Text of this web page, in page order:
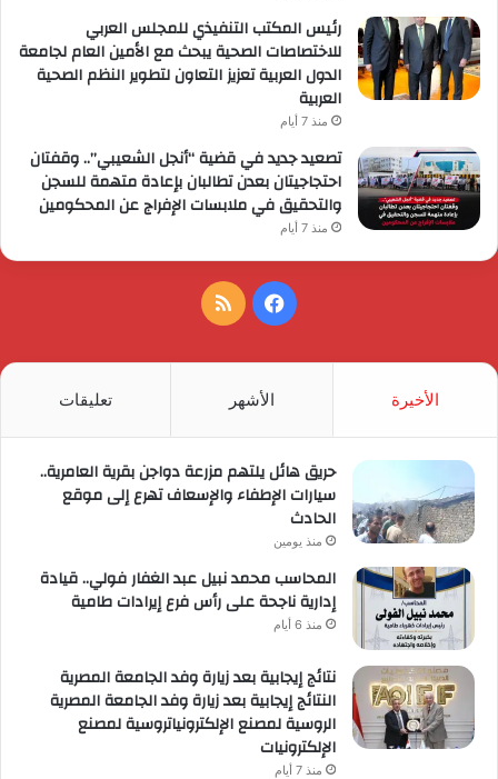
رئيس المكتب التنفيذي للمجلس العربي
للاختصاصات الصحية يبحث مع الأمين العام لجامعة
الدول العربية تعزيز التعاون لتطوير النظم الصحية
العربية
منذ 7 أيام
تصعيد جديد في قضية “أنجل الشعيبي”.. وقفتان
احتجاجيتان بعدن تطالبان بإعادة متهمة للسجن
والتحقيق في ملابسات الإفراج عن المحكومين
منذ 7 أيام
فيسبوكملخص
الأخيرة الأشهر تعليقات
حريق هائل يلتهم مزرعة دواجن بقرية العامرية..
سيارات الإطفاء والإسعاف تهرع إلى موقع
الحادث
منذ يومين
المحاسب محمد نبيل عبد الغفار فولي.. قيادة
إدارية ناجحة على رأس فرع إيرادات طامية
منذ 6 أيام
نتائج إيجابية بعد زيارة وفد الجامعة المصرية
النتائج إيجابية بعد زيارة وفد الجامعة المصرية
الروسية لمصنع الإلكترونياتروسية لمصنع
الإلكترونيات
منذ 7 أيام